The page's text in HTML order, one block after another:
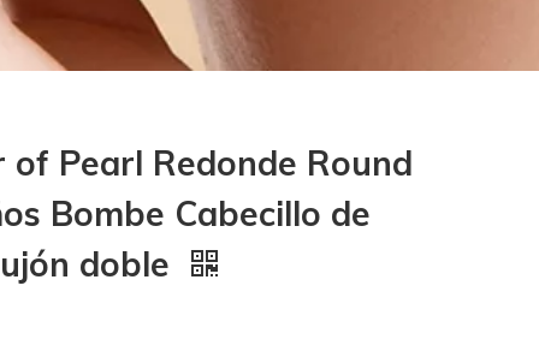
Pearl Redonde Round
Bombe Cabecillo de
doble